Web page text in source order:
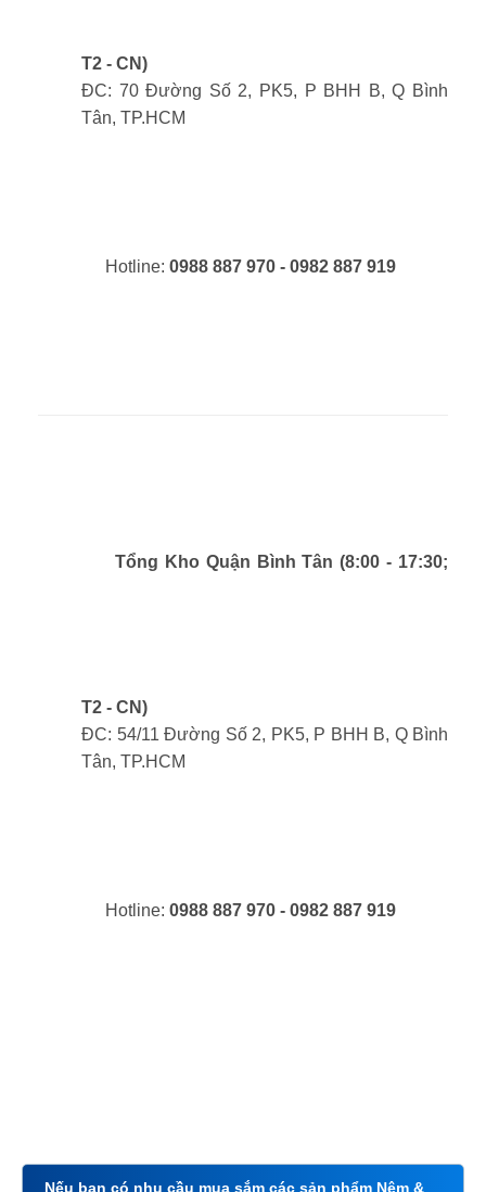
T2 - CN)
ĐC: 70 Đường Số 2, PK5, P BHH B, Q Bình
Tân, TP.HCM
Hotline: 0988 887 970 - 0982 887 919
Tổng Kho Quận Bình Tân (8:00 - 17:30;
T2 - CN)
ĐC: 54/11 Đường Số 2, PK5, P BHH B, Q Bình
Tân, TP.HCM
Hotline: 0988 887 970 - 0982 887 919
Nếu bạn có nhu cầu mua sắm các sản phẩm Nệm &